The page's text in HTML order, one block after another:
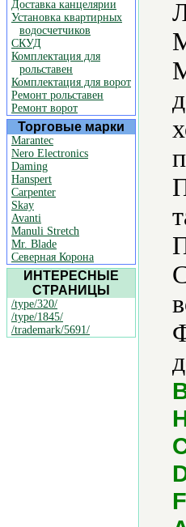
Доставка канцелярии
Установка квартирных
водосчетчиков
СКУД
Комплектация для
рольставен
Комплектация для ворот
Ремонт рольставен
Ремонт ворот
Торговые марки
Marantec
Nero Electronics
Daming
Hanspert
Carpenter
Skay
Avanti
Manuli Stretch
Mr. Blade
Северная Корона
ИНТЕРЕСНЫЕ
СТРАНИЦЫ
/type/320/
/type/1845/
/trademark/5691/